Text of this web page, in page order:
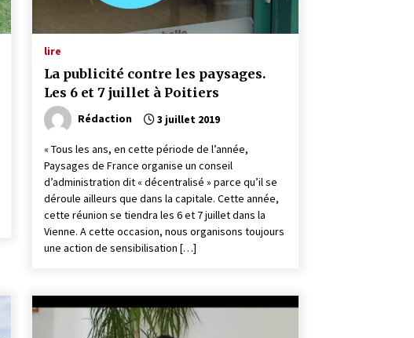
lire
La publicité contre les paysages.
Les 6 et 7 juillet à Poitiers
Rédaction 3 juillet 2019
« Tous les ans, en cette période de l’année,
Paysages de France organise un conseil
d’administration dit « décentralisé » parce qu’il se
déroule ailleurs que dans la capitale. Cette année,
cette réunion se tiendra les 6 et 7 juillet dans la
Vienne. A cette occasion, nous organisons toujours
une action de sensibilisation […]